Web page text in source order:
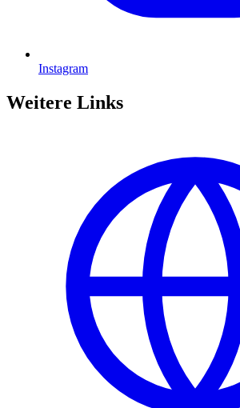
Instagram
Weitere Links